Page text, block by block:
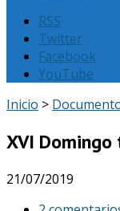
RSS
Twitter
Facebook
YouTube
Inicio >
XVI
21/07/2019